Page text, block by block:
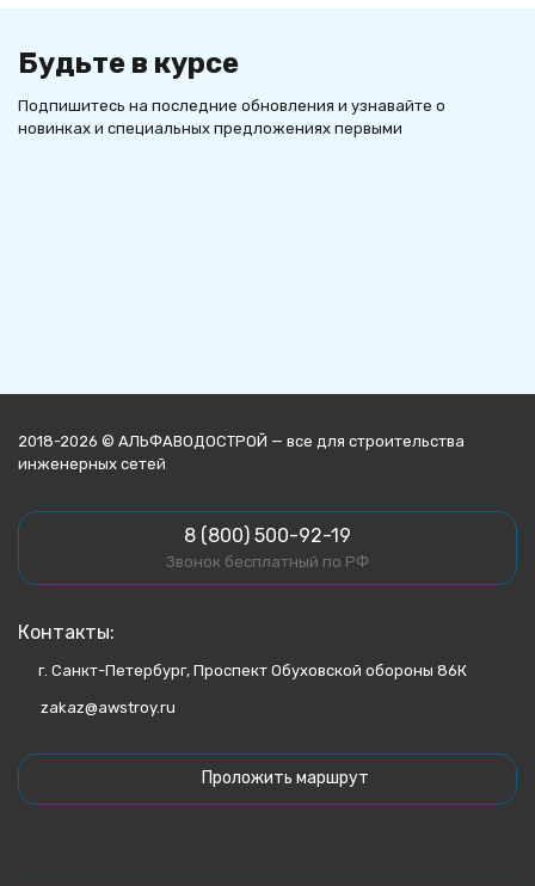
Будьте в курсе
Подпишитесь на последние обновления и узнавайте о
новинках и специальных предложениях первыми
2018-2026 © АЛЬФАВОДОСТРОЙ — все для строительства
инженерных сетей
8 (800) 500-92-19
Звонок бесплатный по РФ
Контакты:
г. Санкт-Петербург, Проспект Обуховской обороны 86К
zakaz@awstroy.ru
Проложить маршрут